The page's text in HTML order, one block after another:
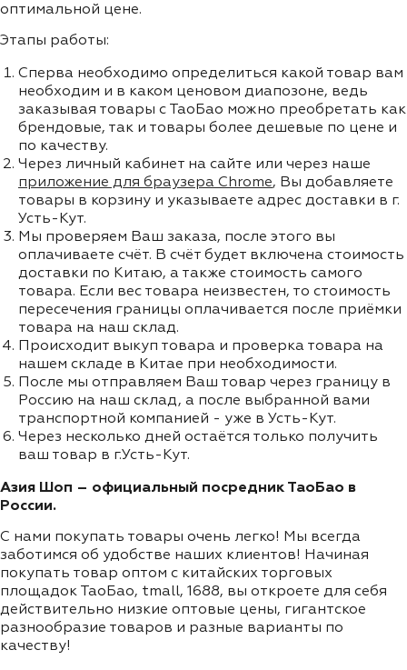
оптимальной цене.
Этапы работы:
Сперва необходимо определиться какой товар вам
необходим и в каком ценовом диапозоне, ведь
заказывая товары с ТаоБао можно преобретать как
брендовые, так и товары более дешевые по цене и
по качеству.
Через личный кабинет на сайте или через наше
приложение для браузера Chrome, Вы добавляете
товары в корзину и указываете адрес доставки в г.
Усть-Кут.
Мы проверяем Ваш заказа, после этого вы
оплачиваете счёт. В счёт будет включена стоимость
доставки по Китаю, а также стоимость самого
товара. Если вес товара неизвестен, то стоимость
пересечения границы оплачивается после приёмки
товара на наш склад.
Происходит выкуп товара и проверка товара на
нашем складе в Китае при необходимости.
После мы отправляем Ваш товар через границу в
Россию на наш склад, а после выбранной вами
транспортной компанией - уже в Усть-Кут.
Через несколько дней остаётся только получить
ваш товар в г.Усть-Кут.
Азия Шоп – официальный посредник ТаоБао в
России.
С нами покупать товары очень легко! Мы всегда
заботимся об удобстве наших клиентов! Начиная
покупать товар оптом с китайских торговых
площадок ТаоБао, tmall, 1688, вы откроете для себя
действительно низкие оптовые цены, гигантское
разнообразие товаров и разные варианты по
качеству!